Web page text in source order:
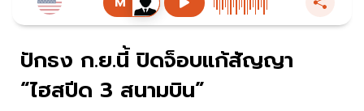
ปักธง ก.ย.นี้ ปิดจ็อบแก้สัญญา
“ไฮสปีด 3 สนามบิน”